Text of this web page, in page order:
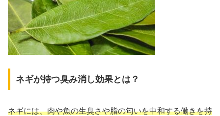
ネギが持つ臭み消し効果とは？
ネギには、肉や魚の生臭さや脂の匂いを中和する働きを持